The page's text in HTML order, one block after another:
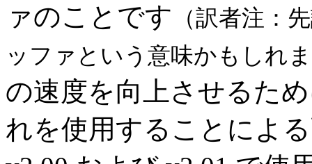
ァのことです （訳者注：
ッファという意味かもしれ
の速度を向上させるた
れを使用することによ